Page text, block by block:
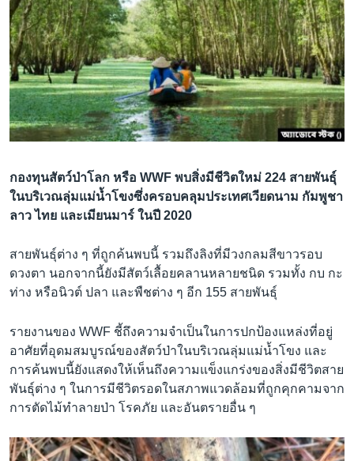
ข้าม
ไป
การ
ค้นหา
วิทยาศาสตร์
สังคมและสุขภาพ
ไลฟ์สไตล์
ตรวจสอบข่าว
เรียนรู้ภาษาอังกฤษ
ติดตามเรา
เลือกภาษา
กองทุนสัตว์ป่าโลก หรือ WWF พบสิ่งมีชีวิตใหม่ 224 สายพันธุ์
ในบริเวณลุ่มแม่น้ำโขงซึ่งครอบคลุมประเทศเวียดนาม กัมพูชา
ลาว ไทย และเมียนมาร์ ในปี 2020
สายพันธุ์ต่าง ๆ ที่ถูกค้นพบนี้ รวมถึงลิงที่มีวงกลมสีขาวรอบ
ดวงตา นอกจากนี้ยังมีสัตว์เลื้อยคลานหลายชนิด รวมทั้ง กบ กะ
ท่าง หรือนิวต์ ปลา และพืชต่าง ๆ อีก 155 สายพันธุ์
รายงานของ WWF ชี้ถึงความจำเป็นในการปกป้องแหล่งที่อยู่
อาศัยที่อุดมสมบูรณ์ของสัตว์ป่าในบริเวณลุ่มแม่น้ำโขง และ
การค้นพบนี้ยังแสดงให้เห็นถึงความแข็งแกร่งของสิ่งมีชีวิตสาย
พันธุ์ต่าง ๆ ในการมีชีวิตรอดในสภาพแวดล้อมที่ถูกคุกคามจาก
การตัดไม้ทำลายป่า โรคภัย และอันตรายอื่น ๆ